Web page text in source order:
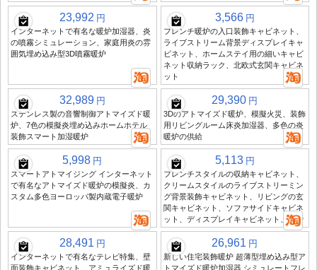
23,992 円
インターネットで有名な暖炉加湿器、炎
の噴霧シミュレーション、家庭用炎の雰
囲気埋め込み型3D噴霧暖炉
3,566 円
フレンチ暖炉の入口装飾キャビネット、
ライブストリーム背景ディスプレイキャ
ビネット、ホームステイ用の細いキャビ
ネット収納ラック、北欧式玄関キャビネ
ット
32,989 円
ステンレス製の音響制御アトマイズド暖
炉、7色の模擬炎埋め込みホームホテル
装飾スマート加湿暖炉
29,390 円
3Dのアトマイズド暖炉、模擬火災、装飾
用リビングルーム床炎加湿器、多色の炎
暖炉の供給
5,998 円
スマートアトマイジング インターネット
で有名なアトマイズド暖炉の模擬炎、カ
スタム多色ヨーロッパ製内蔵電子暖炉
5,113 円
フレンチスタイルの収納キャビネット、
クリームスタイルのライブストリーミン
グ背景装飾キャビネット、リビングの玄
関キャビネット、ソファサイドキャビネ
ット、ディスプレイキャビネット、暖炉
28,491 円
インターネットで有名なテレビ特集、壁
面装飾キャビネット、アミュライズド暖
26,961 円
新しい住宅装飾暖炉 超薄型埋め込み型ア
トマイズド暖炉加湿器 シミュレートフレ